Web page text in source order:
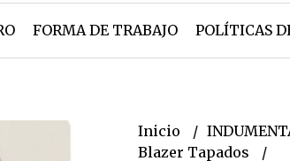
FORMA DE TRABAJO POLÍTICAS
Inicio
Blazer Tapados